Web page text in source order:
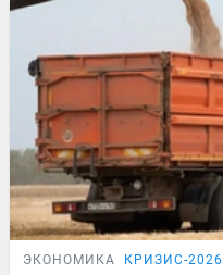
ЭКОНОМИКА КРИЗИС-2026